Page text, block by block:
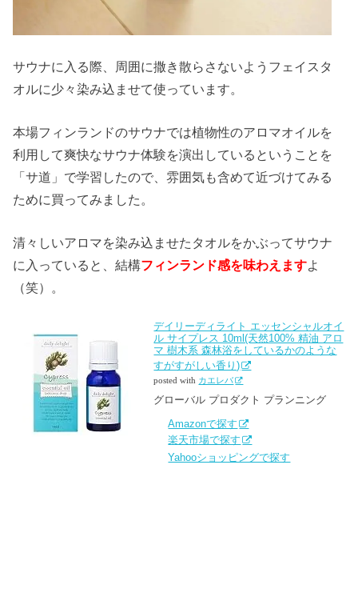
サウナに入る際、周囲に撒き散らさないようフェイスタ
オルに少々染み込ませて使っています。
本場フィンランドのサウナでは植物性のアロマオイルを
利用して爽快なサウナ体験を演出しているということを
「サ道」で学習したので、雰囲気も含めて近づけてみる
ために買ってみました。
清々しいアロマを染み込ませたタオルをかぶってサウナ
に入っていると、結構フィンランド感を味わえますよ
（笑）。
デイリーディライト エッセンシャルオイ
ル サイプレス 10ml(天然100% 精油 アロ
マ 樹木系 森林浴をしているかのような
すがすがしい香り)
posted with カエレバ
グローバル プロダクト プランニング
Amazonで探す
楽天市場で探す
Yahooショッピングで探す